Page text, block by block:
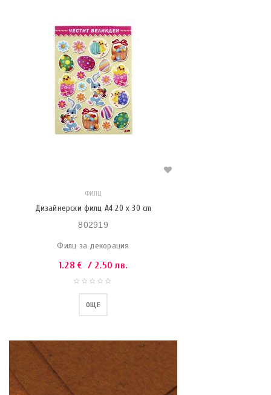
ФИЛЦ
Дизайнерски филц A4 20 x 30 cm
802919
Филц за декорация
1.28€ / 2.50 лв.
ОЩЕ